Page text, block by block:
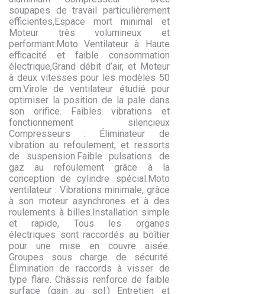
soupapes de travail particulièrement
efficientes,Espace mort minimal et
Moteur très volumineux et
performant.Moto Ventilateur à Haute
efficacité et faible consommation
électrique,Grand débit d’air, et Moteur
à deux vitesses pour les modèles 50
cm.Virole de ventilateur étudié pour
optimiser la position de la pale dans
son orifice. Faibles vibrations et
fonctionnement silencieux
Compresseurs : Éliminateur de
vibration au refoulement, et ressorts
de suspension.Faible pulsations de
gaz au refoulement grâce à la
conception de cylindre spécial.Moto
ventilateur : Vibrations minimale, grâce
à son moteur asynchrones et à des
roulements à billes.Installation simple
et rapide, Tous les organes
électriques sont raccordés au boîtier
pour une mise en couvre aisée.
Groupes sous charge de sécurité.
Élimination de raccords à visser de
type flare. Châssis renforce de faible
surface (gain au sol.) Entretien et